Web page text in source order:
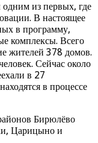
из первых, где
В настоящее
в программу,
комплексы. Всего
жителей 378 домов.
Сейчас около
в 27
в процессе
Бирюлёво
Царицыно и